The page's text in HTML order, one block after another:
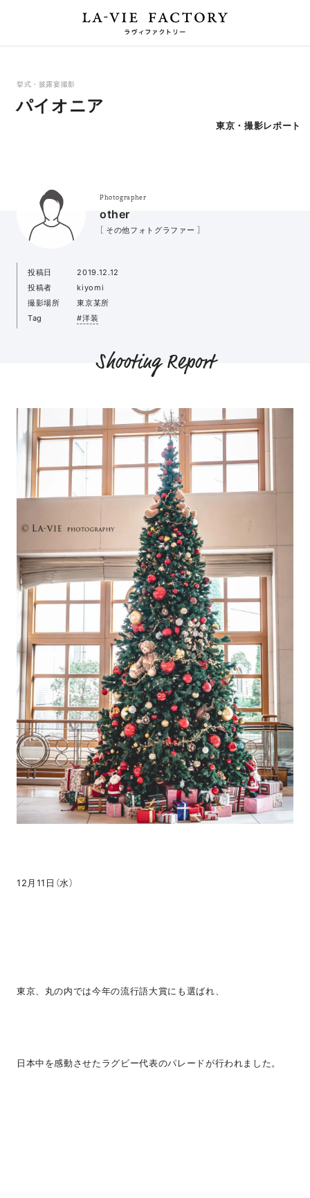
挙式・披露宴撮影
パイオニア
東京・撮影レポート
Photographer
other
［ その他フォトグラファー ］
投稿日
2019.12.12
投稿者
kiyomi
撮影場所
東京某所
Tag
#洋装
Shooting Report
12月11日（水）
東京、丸の内では今年の流行語大賞にも選ばれ、
日本中を感動させたラグビー代表のパレードが行われました。